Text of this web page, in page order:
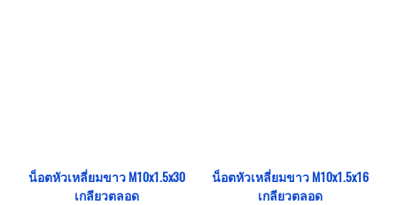
น็อตหัวเหลี่ยมขาว M10x1.5x30
เกลียวตลอด
น็อตหัวเหลี่ยมขาว M10x1.5x16
เกลียวตลอด